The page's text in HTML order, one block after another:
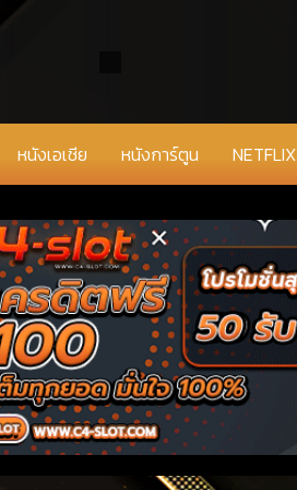
หนังเอเชีย หนังการ์ตูน NETFLIX